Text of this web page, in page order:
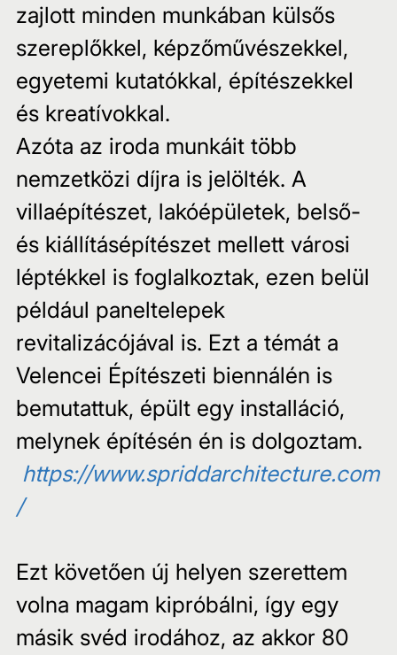
zajlott minden munkában külsős
szereplőkkel, képzőművészekkel,
egyetemi kutatókkal, építészekkel
és kreatívokkal.
Azóta az iroda munkáit több
nemzetközi díjra is jelölték. A
villaépítészet, lakóépületek, belső-
és kiállításépítészet mellett városi
léptékkel is foglalkoztak, ezen belül
például paneltelepek
revitalizácójával is. Ezt a témát a
Velencei Építészeti biennálén is
bemutattuk, épült egy installáció,
melynek építésén én is dolgoztam.
https://www.spriddarchitecture.com
/
Ezt követően új helyen szerettem
volna magam kipróbálni, így egy
másik svéd irodához, az akkor 80